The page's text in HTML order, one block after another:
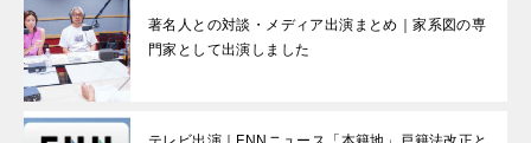
著名人との対談・メディア出演まとめ｜家系図の専
門家として出演しました